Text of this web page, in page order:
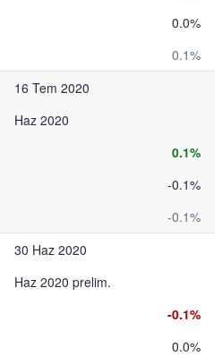
0.0%
0.1%
16 Tem 2020
Haz 2020
0.1%
-0.1%
-0.1%
30 Haz 2020
Haz 2020 prelim.
-0.1%
0.0%